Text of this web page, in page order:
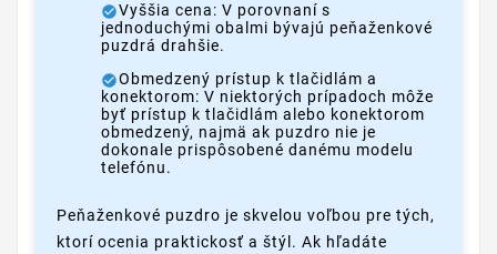
Vyššia cena: V porovnaní s
jednoduchými obalmi bývajú peňaženkové
puzdrá drahšie.
Obmedzený prístup k tlačidlám a
konektorom: V niektorých prípadoch môže
byť prístup k tlačidlám alebo konektorom
obmedzený, najmä ak puzdro nie je
dokonale prispôsobené danému modelu
telefónu.
Peňaženkové puzdro je skvelou voľbou pre tých,
ktorí ocenia praktickosť a štýl. Ak hľadáte